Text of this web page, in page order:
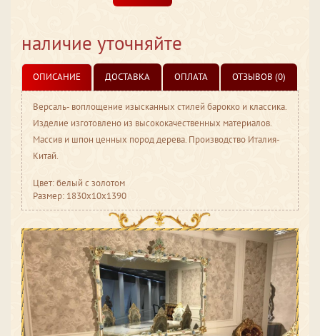
наличие уточняйте
ОПИСАНИЕ ДОСТАВКА ОПЛАТА ОТЗЫВОВ (0)
Версаль- воплощение изысканных стилей барокко и классика.
Изделие изготовлено из высококачественных материалов.
Массив и шпон ценных пород дерева. Производство Италия-
Китай.
Цвет: белый с золотом
Размер: 1830x10x1390